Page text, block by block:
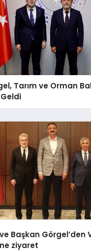
Tarım ve Orman
Başkan Görgel’den
ziyaret